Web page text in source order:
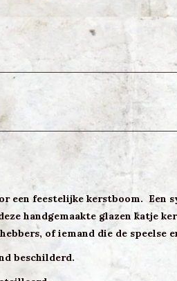
een feestelijke kerstboom. Een
handgemaakte glazen katje
of iemand die de speelse
beschilderd.